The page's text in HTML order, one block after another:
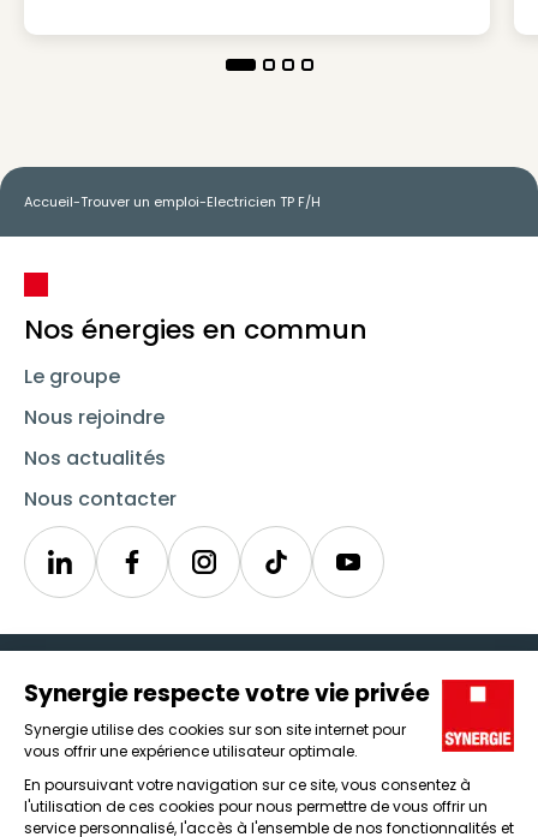
Accueil-Trouver un emploi-Electricien TP F/H
Nos énergies en commun
Le groupe
Nous rejoindre
Nos actualités
Nous contacter
LinkedinSynergieInstagramTikTok Youtube
Icône d'illustration
Candidats
Entreprises
Icône d'illustration
Nos agences
Icône d'illustration